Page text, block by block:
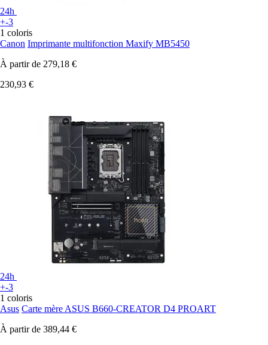
24h
+-3
1 coloris
Canon Imprimante multifonction Maxify MB5450
À partir de 279,18 €
230,93 €
24h
+-3
1 coloris
Asus Carte mère ASUS B660-CREATOR D4 PROART
À partir de 389,44 €